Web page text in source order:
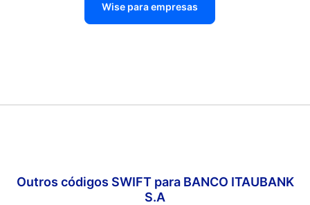
Wise para empresas
Outros códigos SWIFT para BANCO ITAUBANK
S.A